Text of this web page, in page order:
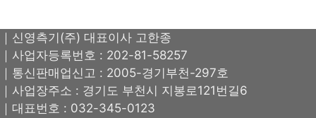
｜신영측기(주) 대표이사 고한종
｜사업자등록번호 : 202-81-58257
｜통신판매업신고 : 2005-경기부천-297호
｜사업장주소 : 경기도 부천시 지봉로121번길6
｜대표번호 : 032-345-0123